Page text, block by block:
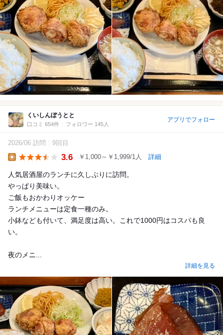
くいしんぼうとと
口コミ 654件 フォロワー 145人
アプリでフォロー
2026/06 訪問 9回目
3.6 ￥1,000～￥1,999/1人 詳細
人気居酒屋のランチに久しぶりに訪問。
やっぱり美味い。
ご飯もおかわりオッケー
ランチメニューは定食一種のみ。
小鉢なども付いて、満足度は高い。これで1000円はコスパも良
い。
夜のメニ...
詳細を見る